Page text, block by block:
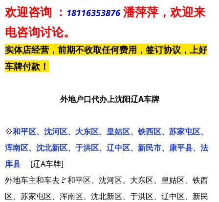
欢迎咨询 ： 18116353876 潘萍萍 ，欢迎来
电咨询讨论。
实体店经营，前期不收取任何费用，签订协议，上好
车牌付款！
外地户口代办上沈阳辽A车牌
💠和平区、沈河区、大东区、皇姑区、铁西区、苏家屯区、
浑南区、沈北新区、于洪区、辽中区、新民市、康平县、法
库县
[辽A车牌]
外地车主和车去🚩和平区、沈河区、大东区、皇姑区、铁西
区、苏家屯区、浑南区、沈北新区、于洪区、辽中区、新民